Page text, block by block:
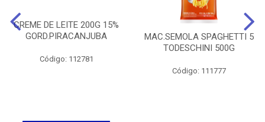
CREME DE LEITE 200G 15%
GORD.PIRACANJUBA
Código: 112781
MAC.SEMOLA SPAGHETTI 5
TODESCHINI 500G
Código: 111777